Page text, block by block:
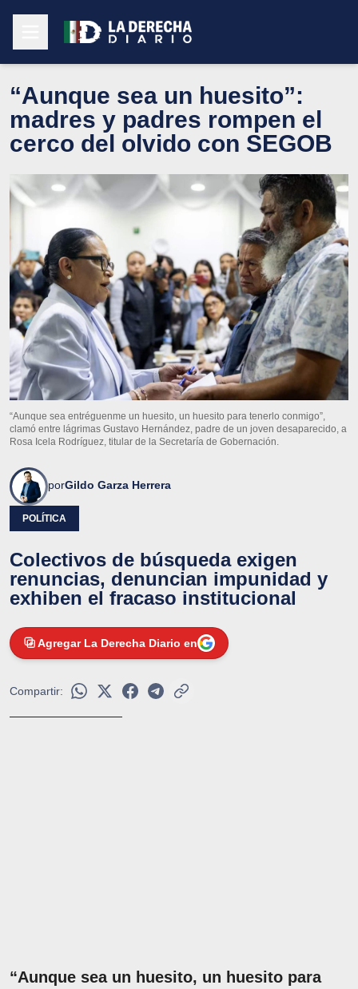
“Aunque sea un huesito”:
madres y padres rompen el
cerco del olvido con SEGOB
“Aunque sea entréguenme un huesito, un huesito para tenerlo conmigo”,
clamó entre lágrimas Gustavo Hernández, padre de un joven desaparecido, a
Rosa Icela Rodríguez, titular de la Secretaría de Gobernación.
porGildo Garza Herrera
POLÍTICA
Colectivos de búsqueda exigen
renuncias, denuncian impunidad y
exhiben el fracaso institucional
Agregar La Derecha Diario en
Compartir:
“Aunque sea un huesito, un huesito para